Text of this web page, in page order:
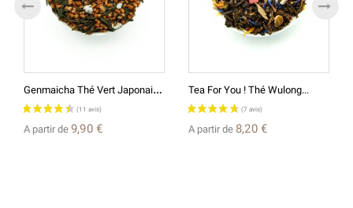
G
Enmaicha Thé Vert Japonais...
A partir de 9,90 €
Tea For You ! Thé Wulong...
A partir de 8,20 €